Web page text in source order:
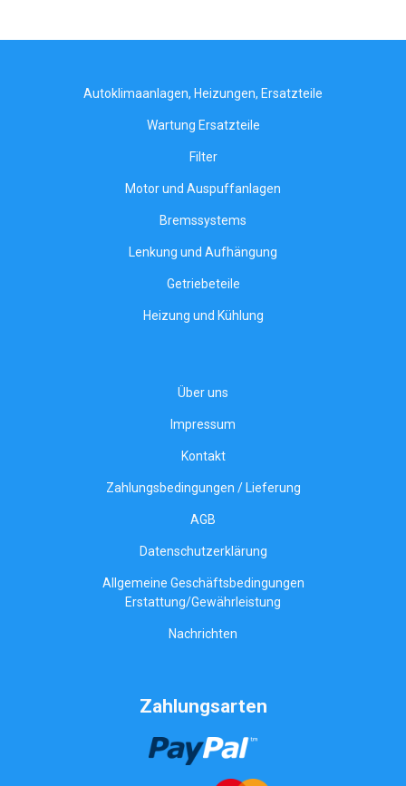
Autoklimaanlagen, Heizungen, Ersatzteile
Wartung Ersatzteile
Filter
Motor und Auspuffanlagen
Bremssystems
Lenkung und Aufhängung
Getriebeteile
Heizung und Kühlung
Über uns
Impressum
Kontakt
Zahlungsbedingungen / Lieferung
AGB
Datenschutzerklärung
Allgemeine Geschäftsbedingungen
Erstattung/Gewährleistung
Nachrichten
Zahlungsarten